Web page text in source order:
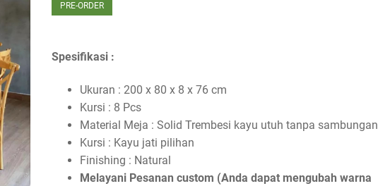
PRE-ORDER
Spesifikasi :
Ukuran : 200 x 80 x 8 x 76 cm
Kursi : 8 Pcs
Material Meja : Solid Trembesi kayu utuh tanpa sambungan
Kursi : Kayu jati pilihan
Finishing : Natural
Melayani Pesanan custom (Anda dapat mengubah warna